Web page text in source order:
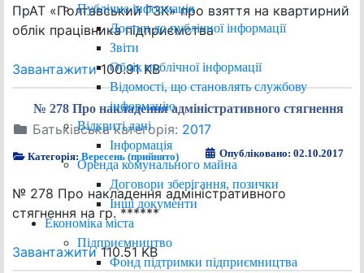
Публічна інформація
Доступ до публічної інформації
Звіти
Облік публічної інформації
Відомості, що становлять службову
інформацію
Відкриті дані
Інформація
Оренда комунального майна
Договори зберігання, позички
Інші документи
Економіка міста
Підприємництво
Фонд підтримки підприємництва
ПрАТ «Полтавський ГЗК» про взяття на квартирний
облік працівника підприємства
Завантажити100.91 KB
№ 278 Про накладення адміністративного стягнення
Батьківська категорія: 2017
Категорія:Вересень (прийнято) Опубліковано: 02.10.2017
№ 278 Про накладення адміністративного
стягнення на гр. ******
Завантажити110.51 KB